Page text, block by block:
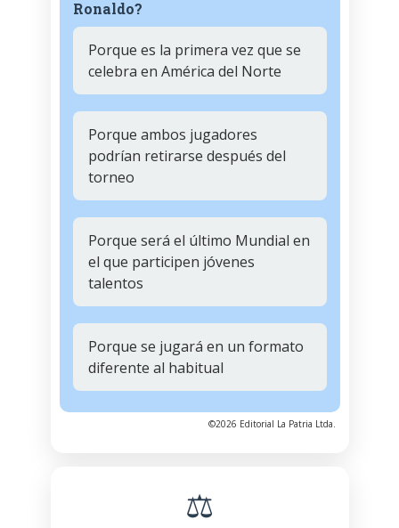
Ronaldo?
Porque es la primera vez que se
celebra en América del Norte
Porque ambos jugadores
podrían retirarse después del
torneo
Porque será el último Mundial en
el que participen jóvenes
talentos
Porque se jugará en un formato
diferente al habitual
©2026 Editorial La Patria Ltda.
⚖️